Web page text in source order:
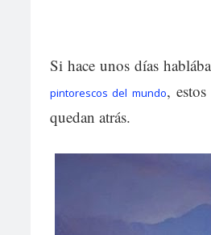
Si hace unos días
pintorescos del mundo,
quedan atrás.